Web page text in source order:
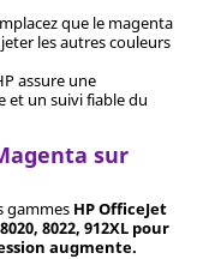
que le magenta
les autres couleurs
assure une
et un suivi fiable du
sur
gammes HP OfficeJet
8022, 912XLpour
augmente.